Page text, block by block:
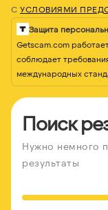
С УСЛОВИЯМИ
Защита
Getscam.com
соблюдает
международных
Поиск
Нужно немного
результаты